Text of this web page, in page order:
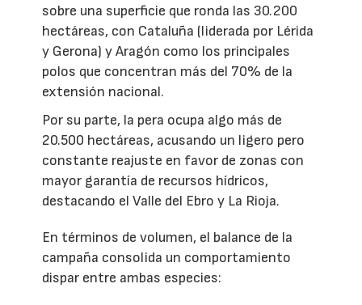
sobre una superficie que ronda las 30.200
hectáreas, con Cataluña (liderada por Lérida
y Gerona) y Aragón como los principales
polos que concentran más del 70% de la
extensión nacional.
Por su parte, la pera ocupa algo más de
20.500 hectáreas, acusando un ligero pero
constante reajuste en favor de zonas con
mayor garantía de recursos hídricos,
destacando el Valle del Ebro y La Rioja.
En términos de volumen, el balance de la
campaña consolida un comportamiento
dispar entre ambas especies: